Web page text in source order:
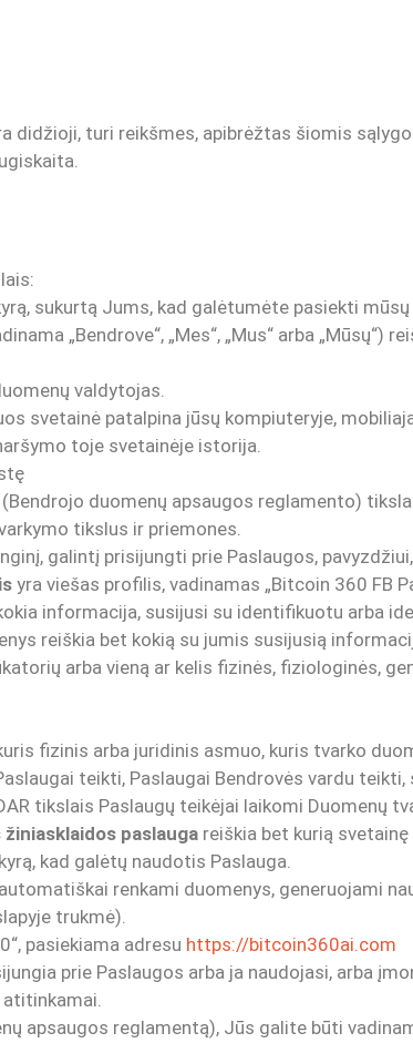
didžioji, turi reikšmes, apibrėžtas šiomis
sukurtą Jums, kad galėtumėte pasiekti
„Bendrove“, „Mes“, „Mus“ arba
valdytojas.
svetainė patalpina jūsų kompiuteryje,
toje svetainėje istorija.
(Bendrojo duomenų apsaugos reglamento)
tikslus ir priemones.
galintį prisijungti prie Paslaugos,
yra viešas profilis, vadinamas „Bitcoin 360 FB
informacija, susijusi su identifikuotu arba
reiškia bet kokią su jumis susijusią
arba vieną ar kelis fizinės, fiziologinės,
fizinis arba juridinis asmuo, kuris tvarko
teikti, Paslaugai Bendrovės vardu
tikslais Paslaugų teikėjai laikomi Duomenų
paslauga reiškia bet kurią
kad galėtų naudotis Paslauga.
renkami duomenys, generuojami
trukmė).
pasiekiama adresu https://bitcoin360ai.com
prie Paslaugos arba ja naudojasi, arba
atitinkamai.
apsaugos reglamentą), Jūs galite būti